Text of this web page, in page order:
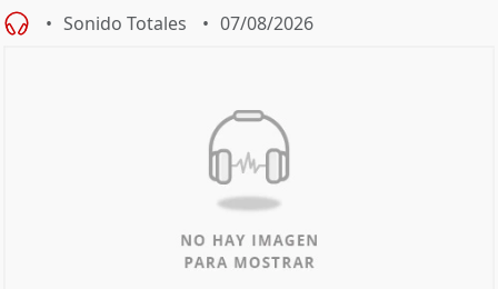
Sonido Totales 07/08/2026